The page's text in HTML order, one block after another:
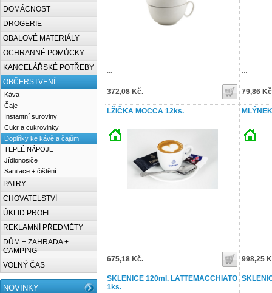
DOMÁCNOST
DROGERIE
OBALOVÉ MATERIÁLY
OCHRANNÉ POMŮCKY
KANCELÁŘSKÉ POTŘEBY
OBČERSTVENÍ
Káva
Čaje
Instantní suroviny
Cukr a cukrovinky
Doplňky ke kávě a čajům
TEPLÉ NÁPOJE
Jídlonosiče
Sanitace + čištění
PATRY
CHOVATELSTVÍ
ÚKLID PROFI
REKLAMNÍ PŘEDMĚTY
DŮM + ZAHRADA +
CAMPING
VOLNÝ ČAS
NOVINKY
...
372,08 Kč.
...
79,86
LŽIČKA MOCCA 12ks.
...
675,18 Kč.
...
998,25
SKLENICE 120ml. LATTEMACCHIATO
1ks.